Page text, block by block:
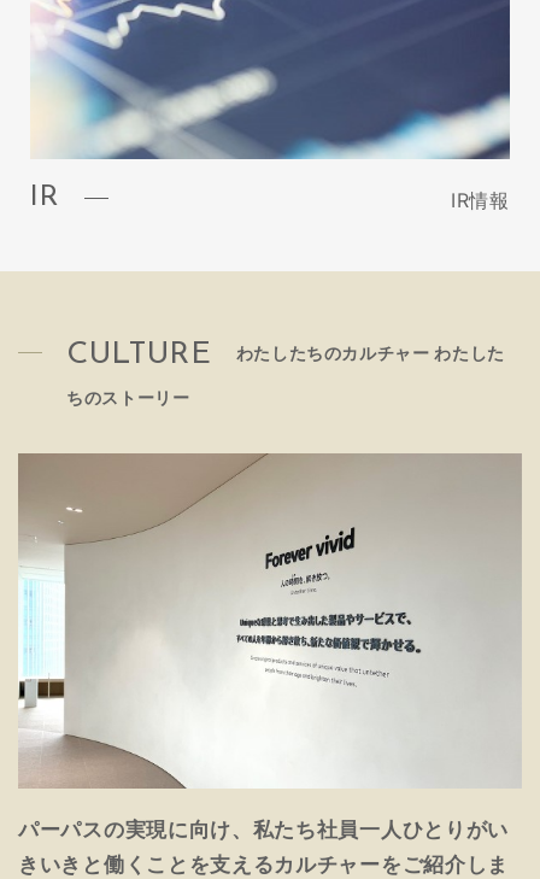
IR IR情報
CULTURE わたしたちのカルチャー わたした
ちのストーリー
パーパスの実現に向け、私たち社員一人ひとりがい
きいきと働くことを支えるカルチャーをご紹介しま